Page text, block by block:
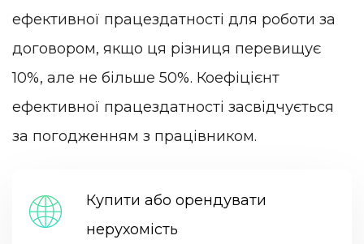
ефективної працездатності для роботи за
договором, якщо ця різниця перевищує
10%, але не більше 50%. Коефіцієнт
ефективної працездатності засвідчується
за погодженням з працівником.
Купити або орендувати
нерухомість